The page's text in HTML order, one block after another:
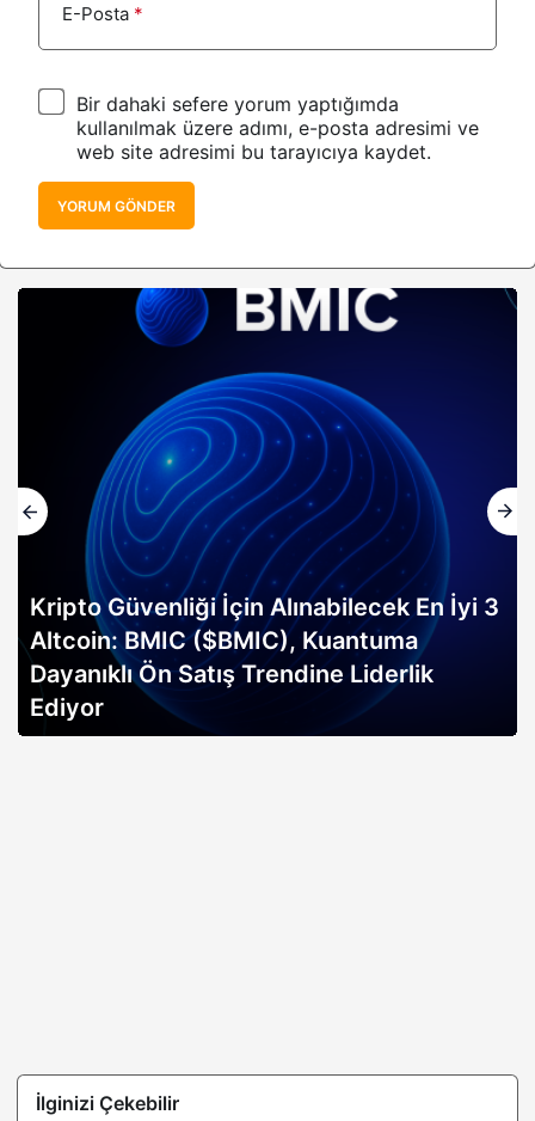
E-Posta *
Bir dahaki sefere yorum yaptığımda
kullanılmak üzere adımı, e-posta adresimi ve
web site adresimi bu tarayıcıya kaydet.
YORUM GÖNDER
En İyi 3
Altın rallisi, 2026 Bitcoin boğa
erken sinyali mi? Bitwise analisti
açıklıyor…
İlginizi Çekebilir